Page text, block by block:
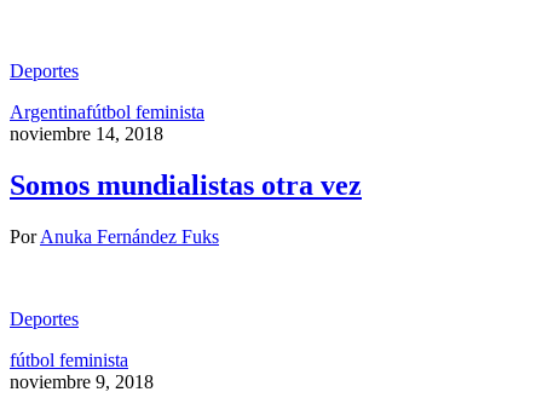
Deportes
Argentinafútbol feminista
noviembre 14, 2018
Somos mundialistas otra vez
PorAnuka Fernández Fuks
Deportes
fútbol feminista
noviembre 9, 2018